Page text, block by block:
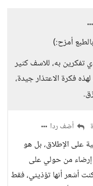
أمزح:)
تفكرين به، للاسف كثير
فكرة الاعتذار جيدة،
أضف ردا
على الإطلاق، بل هو
من حولي على
أشعر أنها تؤذيني، فقط